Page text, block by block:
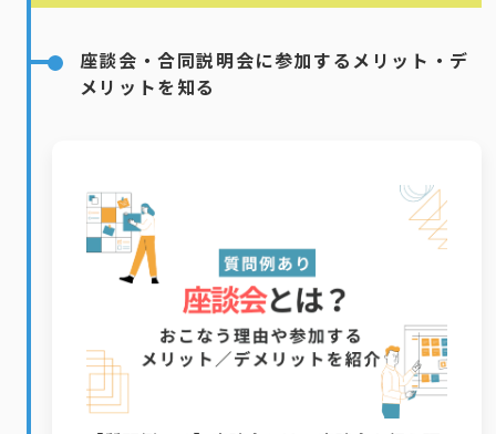
座談会・合同説明会に参加するメリット・デ
メリットを知る